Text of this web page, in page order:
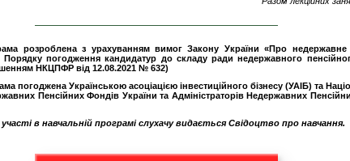
розроблена з урахуванням вимог Закону України «Про недержавне
Порядку погодження кандидатур до складу ради недержавного
НКЦПФР від 12.08.2021 № 632)
погоджена Українською асоціацією інвестиційного бізнесу (УАІБ) та
Пенсійних Фондів України та Адміністраторів Недержавних
в навчальній програмі слухачу видається Свідоцтво про навчання.